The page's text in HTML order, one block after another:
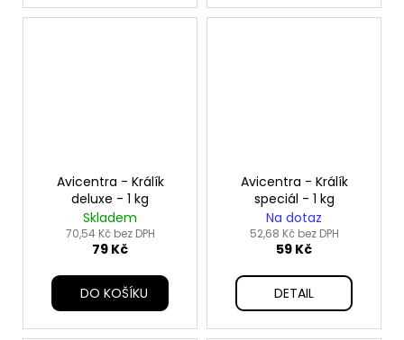
Avicentra - Králík
deluxe - 1 kg
Skladem
70,54 Kč bez DPH
79 Kč
DO KOŠÍKU
Avicentra - Králík
speciál - 1 kg
Na dotaz
52,68 Kč bez DPH
59 Kč
DETAIL